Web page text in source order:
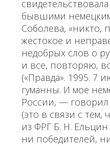
бывшими
Соболева, «никто,
жестокое и
недобрых слов о
и все, повторяю,
(«Правда». 1995. 7
гуманны. И мое
России, —
(это в связи с
из ФРГ Б. Н.
ни победителей,